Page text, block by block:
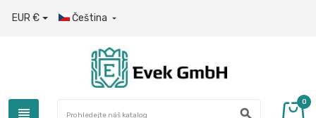
EUR € Čeština 
view_headline search
0